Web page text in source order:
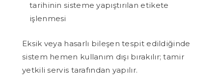
tarihinin sisteme yapıştırılan etikete
işlenmesi
Eksik veya hasarlı bileşen tespit edildiğinde
sistem hemen kullanım dışı bırakılır; tamir
yetkili servis tarafından yapılır.